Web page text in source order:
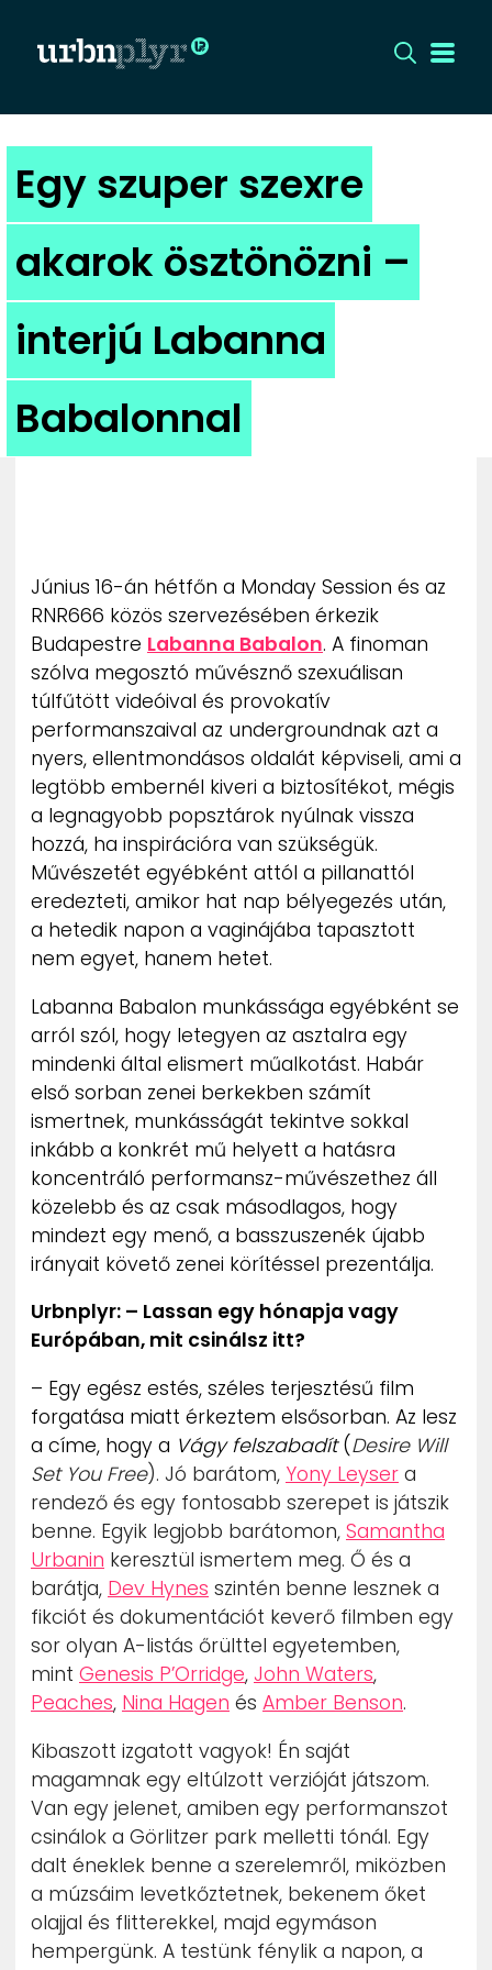
CÍMLAP
DIZÁJN
DIVAT
HIP
KULT
UTCA
IMPRESSZUM
PR-ARCHÍVUM
ADATKEZELÉSI TÁJÉKOZTATÓ
Egy szuper szexre
akarok ösztönözni –
interjú Labanna
Babalonnal
Június 16-án hétfőn a Monday Session és az
RNR666 közös szervezésében érkezik
Budapestre Labanna Babalon. A finoman
szólva megosztó művésznő szexuálisan
túlfűtött videóival és provokatív
performanszaival az undergroundnak azt a
nyers, ellentmondásos oldalát képviseli, ami a
legtöbb embernél kiveri a biztosítékot, mégis
a legnagyobb popsztárok nyúlnak vissza
hozzá, ha inspirációra van szükségük.
Művészetét egyébként attól a pillanattól
eredezteti, amikor hat nap bélyegezés után,
a hetedik napon a vaginájába tapasztott
nem egyet, hanem hetet.
Labanna Babalon munkássága egyébként se
arról szól, hogy letegyen az asztalra egy
mindenki által elismert műalkotást. Habár
első sorban zenei berkekben számít
ismertnek, munkásságát tekintve sokkal
inkább a konkrét mű helyett a hatásra
koncentráló performansz-művészethez áll
közelebb és az csak másodlagos, hogy
mindezt egy menő, a basszuszenék újabb
irányait követő zenei körítéssel prezentálja.
Urbnplyr: – Lassan egy hónapja vagy
Európában, mit csinálsz itt?
– Egy egész estés, széles terjesztésű film
forgatása miatt érkeztem elsősorban. Az lesz
a címe, hogy a Vágy felszabadít(Desire Will
Set You Free). Jó barátom, Yony Leyser a
rendező és egy fontosabb szerepet is játszik
benne. Egyik legjobb barátomon, Samantha
Urbanin keresztül ismertem meg. Ő és a
barátja, Dev Hynes szintén benne lesznek a
fikciót és dokumentációt keverő filmben egy
sor olyan A-listás őrülttel egyetemben,
mint Genesis P’Orridge, John Waters,
Peaches, Nina Hagen és Amber Benson.
Kibaszott izgatott vagyok! Én saját
magamnak egy eltúlzott verzióját játszom.
Van egy jelenet, amiben egy performanszot
csinálok a Görlitzer park melletti tónál. Egy
dalt éneklek benne a szerelemről, miközben
a múzsáim levetkőztetnek, bekenem őket
olajjal és flitterekkel, majd egymáson
hempergünk. A testünk fénylik a napon, a